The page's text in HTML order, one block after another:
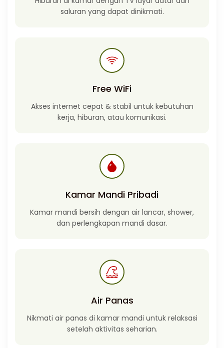
saluran yang dapat dinikmati.
Free WiFi
Akses internet cepat & stabil untuk kebutuhan
kerja, hiburan, atau komunikasi.
Kamar Mandi Pribadi
Kamar mandi bersih dengan air lancar, shower,
dan perlengkapan mandi dasar.
Air Panas
Nikmati air panas di kamar mandi untuk relaksasi
setelah aktivitas seharian.